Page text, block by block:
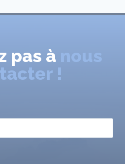
pas à nous
!